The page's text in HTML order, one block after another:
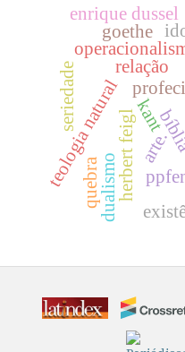
kant
herbert feigl
relação
enrique dussel
arte.
teologia natural
goethe
dualismo
seriedade
quebra